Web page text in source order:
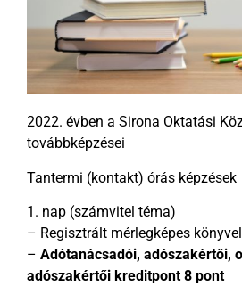
2022. évben a Sirona Oktatási
továbbképzései
Tantermi (kontakt) órás képzések
1. nap (számvitel téma)
– Regisztrált mérlegképes
– Adótanácsadói, adószakértői,
adószakértői kreditpont 8 pont